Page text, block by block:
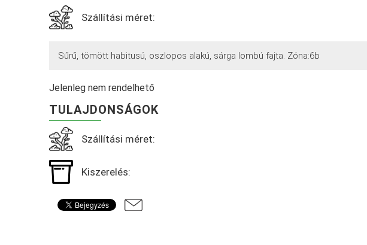
Szállítási méret:
Sűrű, tömött habitusú, oszlopos alakú, sárga lombú fajta. Zóna:6b
Jelenleg nem rendelhető
TULAJDONSÁGOK
Szállítási méret:
Kiszerelés: